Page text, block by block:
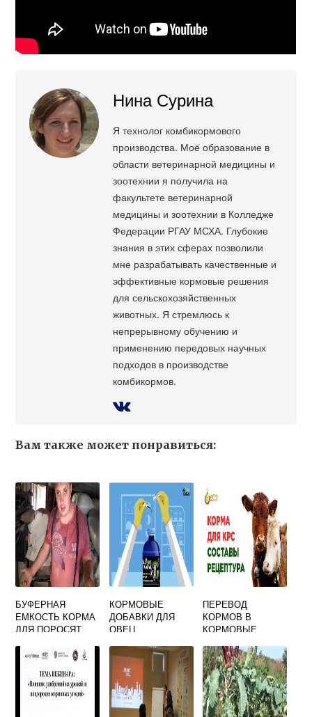
Нина Сурина
Я технолог комбикормового
производства. Моё образование в
области ветеринарной медицины и
зоотехнии я получила на
факультете ветеринарной
медицины и зоотехнии в Колледже
Федерации РГАУ МСХА. Глубокие
знания в этих сферах позволили
мне разрабатывать качественные и
эффективные кормовые решения
для сельскохозяйственных
животных. Я стремлюсь к
непрерывному обучению и
применению передовых научных
подходов в производстве
комбикормов.
Вам также может понравиться:
БУФЕРНАЯ
ЕМКОСТЬ КОРМА
ДЛЯ ПОРОСЯТ
КОРМОВЫЕ
ДОБАВКИ ДЛЯ
ОВЕЦ
ПЕРЕВОД
КОРМОВ В
КОРМОВЫЕ